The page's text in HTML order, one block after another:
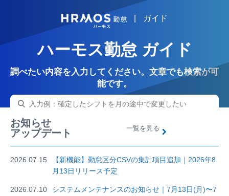
HRMOSガイド
ハーモス勤怠 ガイド
調べたい内容を入力してください。文章でも検索が可
能です。
お知らせ
アップデート
一覧を見る
2026.07.15
【新機能】勤怠区分CSVの集計項目追加｜2026年8
月13日リリース予定
2026.07.10
システムメンテナンスのお知らせ｜7月13日(月)〜7